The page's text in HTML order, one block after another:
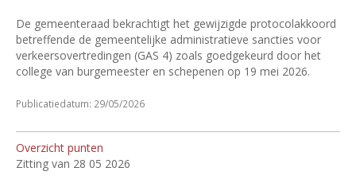
De gemeenteraad bekrachtigt het gewijzigde protocolakkoord
betreffende de gemeentelijke administratieve sancties voor
verkeersovertredingen (GAS 4) zoals goedgekeurd door het
college van burgemeester en schepenen op 19 mei 2026.
Publicatiedatum: 29/05/2026
Overzicht punten
Zitting van 28 05 2026